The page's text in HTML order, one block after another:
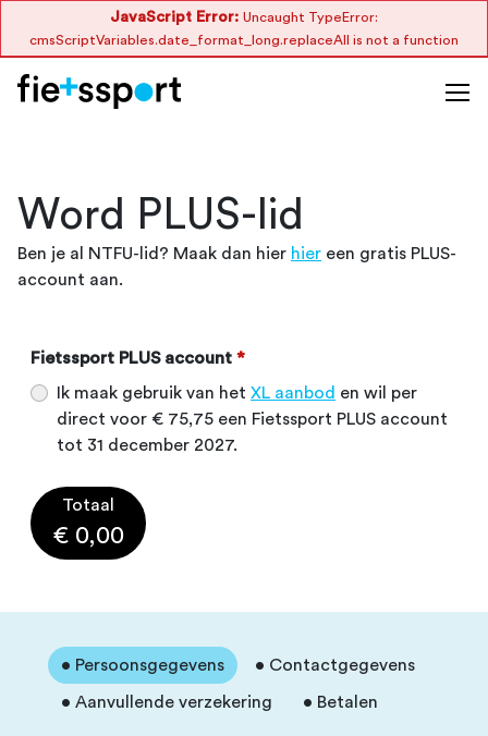
JavaScript Error: Uncaught TypeError:
cmsScriptVariables.date_format_long.replaceAll is not a function
Word PLUS-lid
Ben je al NTFU-lid? Maak dan hier hier een gratis PLUS-
account aan.
Fietssport PLUS account *
Ik maak gebruik van het XL aanbod en wil per
direct voor € 75,75 een Fietssport PLUS account
tot 31 december 2027.
Totaal
€ 0,00
• Persoonsgegevens • Contactgegevens
• Aanvullende verzekering • Betalen